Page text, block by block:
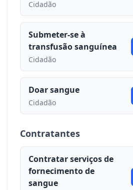
Cidadão
Submeter-se à
transfusão sanguínea
Cidadão
Doar sangue
Cidadão
Contratantes
Contratar serviços de
fornecimento de
sangue